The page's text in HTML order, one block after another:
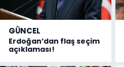
GÜNCEL
Erdoğan’dan flaş seçim
açıklaması!